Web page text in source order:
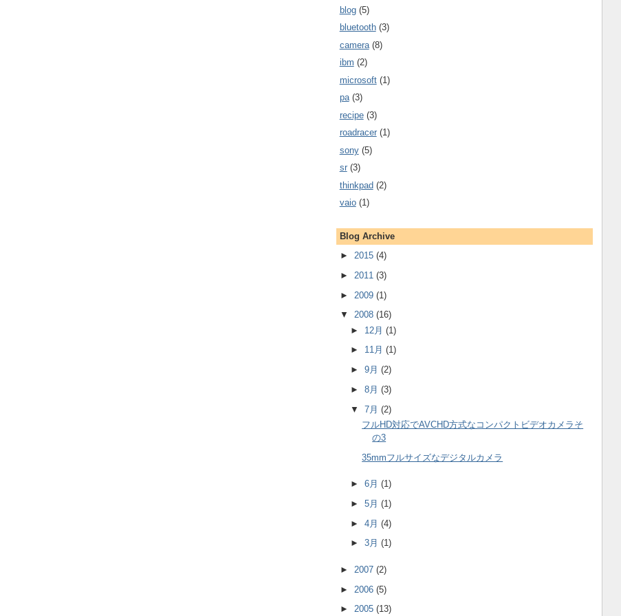
blog (5)
bluetooth (3)
camera (8)
ibm (2)
microsoft (1)
pa (3)
recipe (3)
roadracer (1)
sony (5)
sr (3)
thinkpad (2)
vaio (1)
Blog Archive
► 2015 (4)
► 2011 (3)
► 2009 (1)
▼ 2008 (16)
► 12月(1)
► 11月(1)
►9月(2)
►8月(3)
▼7月(2)
フルHD対応でAVCHD方式なコンパクトビデオカメラそ
の3
35mmフルサイズなデジタルカメラ
►6月(1)
►5月(1)
►4月(4)
►3月(1)
► 2007 (2)
► 2006 (5)
► 2005 (13)